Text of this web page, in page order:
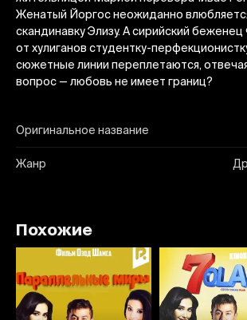
Женатый Йоргос неожиданно
скандинавку Элизу. А сирийский
от хулиганов студентку-
сюжетные линии переплетаются,
вопрос — любовь не имеет границ?
Оригинальное название
Жанр
Похожие